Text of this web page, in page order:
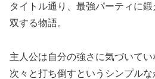
タイトル通り、最強パーティに
双する物語。
主人公は自分の強さに気づいて
次々と打ち倒すというシンプルな